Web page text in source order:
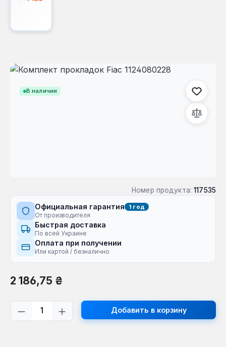
В наличии
Пропустить галерею изображений
Номер продукта: 117535
Официальная гарантия 1 год
От производителя
Быстрая доставка
По всей Украине
Оплата при получении
Или картой / безналично
Обычная цена:
2 186,75 ₴
Количество продукта: введите
Добавить в корзину